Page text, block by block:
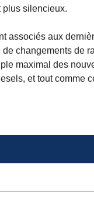
plus silencieux.
associés aux
changements de
maximal des
et tout comme